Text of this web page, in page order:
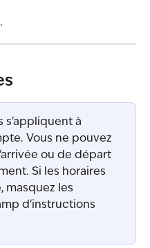
.
s'appliquent à
Vous ne pouvez
ou de départ
Si les horaires
masquez les
d'instructions